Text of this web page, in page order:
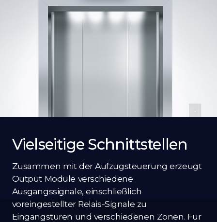
Vielseitige Schnittstellen
Zusammen mit der Aufzugsteuerung erzeugt
Output Module verschiedene
Ausgangssignale, einschließlich
voreingestellter Relais-Signale zu
Eingangstüren und verschiedenen Zonen. Für